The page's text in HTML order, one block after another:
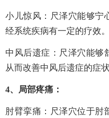
小儿惊风：尺泽穴能够宁
经系统疾病有一定的疗效。
中风后遗症：尺泽穴能够
从而改善中风后遗症的症状
4、局部疼痛：
肘臂挛痛：尺泽穴位于肘